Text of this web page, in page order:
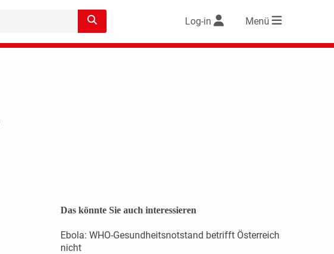
Log-in Menü
Das könnte Sie auch interessieren
Ebola: WHO-Gesundheitsnotstand betrifft Österreich
nicht